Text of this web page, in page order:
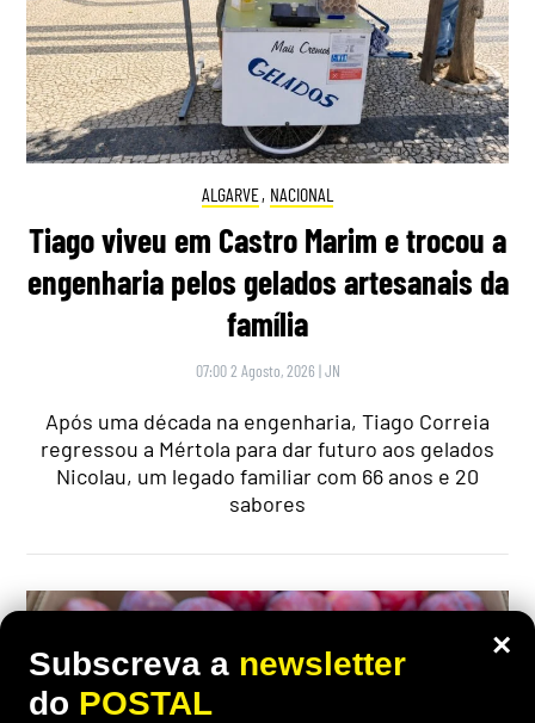
ALGARVE, NACIONAL
Tiago viveu em Castro Marim e trocou a
engenharia pelos gelados artesanais da
família
07:00 2 Agosto, 2026 |JN
Após uma década na engenharia, Tiago Correia
regressou a Mértola para dar futuro aos gelados
Nicolau, um legado familiar com 66 anos e 20
sabores
×
Subscreva a newsletter
do POSTAL